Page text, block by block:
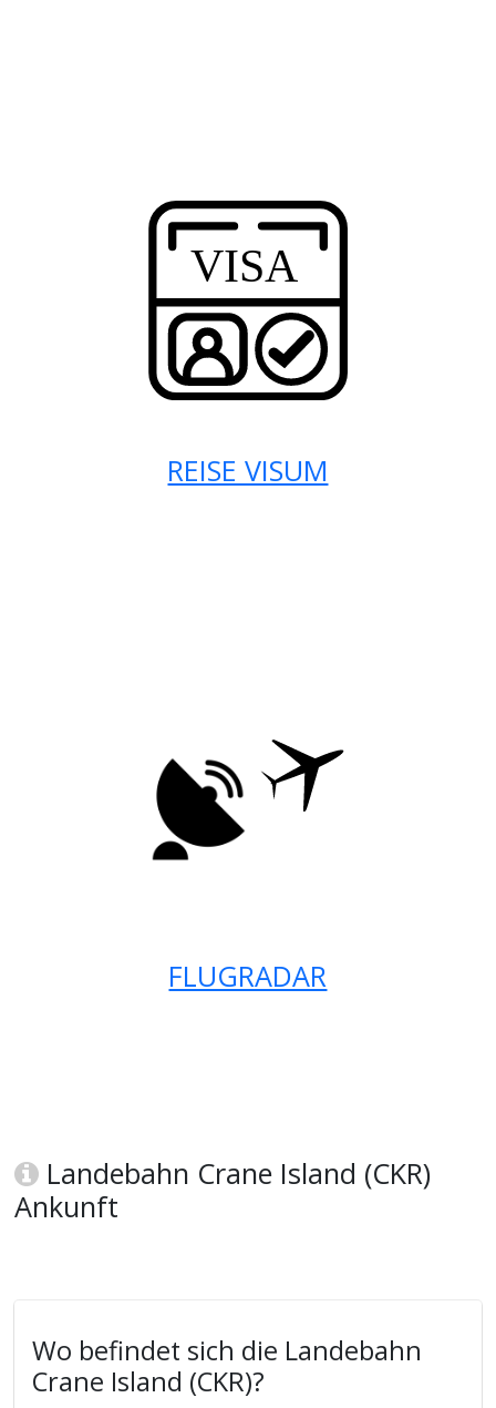
REISE VISUM
FLUGRADAR
Landebahn Crane Island (CKR)
Ankunft
Wo befindet sich die Landebahn
Crane Island (CKR)?